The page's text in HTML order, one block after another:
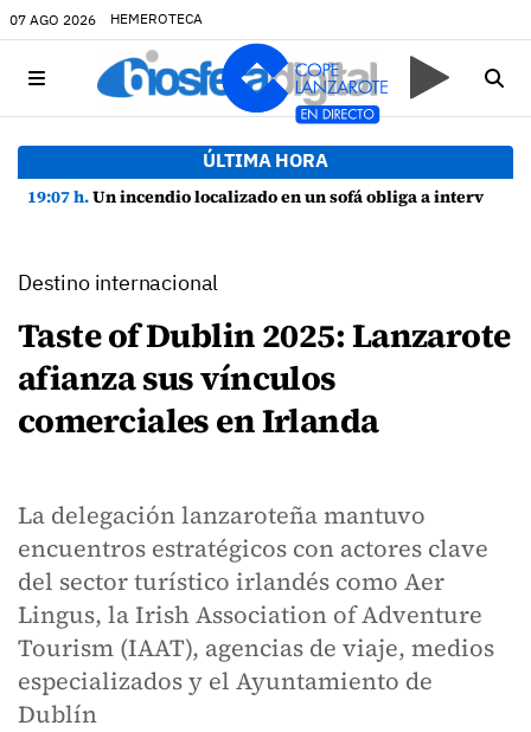
07 AGO 2026 HEMEROTECA
ÚLTIMA HORA
19:07 h.Un incendio localizado en un sofá obliga a intervenir en una vivienda de Playa Honda
Destino internacional
Taste of Dublin 2025: Lanzarote
afianza sus vínculos
comerciales en Irlanda
La delegación lanzaroteña mantuvo
encuentros estratégicos con actores clave
del sector turístico irlandés como Aer
Lingus, la Irish Association of Adventure
Tourism (IAAT), agencias de viaje, medios
especializados y el Ayuntamiento de
Dublín